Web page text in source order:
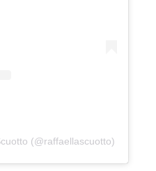
(@raffaellascuotto)